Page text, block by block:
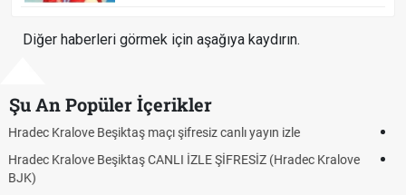
Diğer haberleri görmek için aşağıya kaydırın.
Şu An Popüler İçerikler
Hradec Kralove - Beşiktaş maçı şifresiz izle canlı tv100 linki
Hradec Kralove Beşiktaş maçı şifresiz tv100 izle, Hradec Kralove